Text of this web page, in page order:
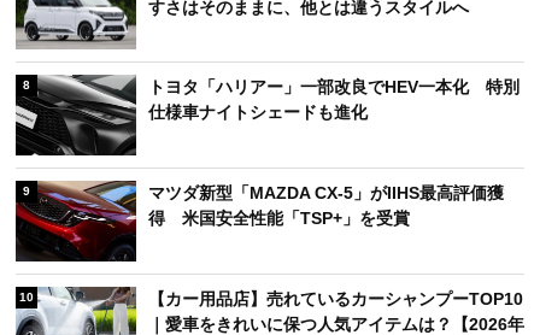
すさはそのままに、他とは違うスタイルへ
8
トヨタ「ハリアー」一部改良でHEV一本化 特別
仕様車ナイトシェードも進化
9
マツダ新型「MAZDA CX-5」がIIHS最高評価獲
得 米国安全性能「TSP+」を受賞
10
【カー用品店】売れているカーシャンプーTOP10
｜愛車をきれいに保つ人気アイテムは？【2026年